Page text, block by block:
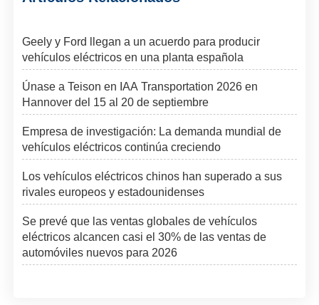
Geely y Ford llegan a un acuerdo para producir
vehículos eléctricos en una planta española
Únase a Teison en IAA Transportation 2026 en
Hannover del 15 al 20 de septiembre
Empresa de investigación: La demanda mundial de
vehículos eléctricos continúa creciendo
Los vehículos eléctricos chinos han superado a sus
rivales europeos y estadounidenses
Se prevé que las ventas globales de vehículos
eléctricos alcancen casi el 30% de las ventas de
automóviles nuevos para 2026